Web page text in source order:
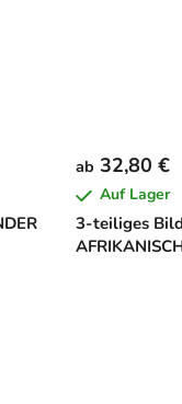
3-teiliges Bild
ab 32,80 €
Auf Lager